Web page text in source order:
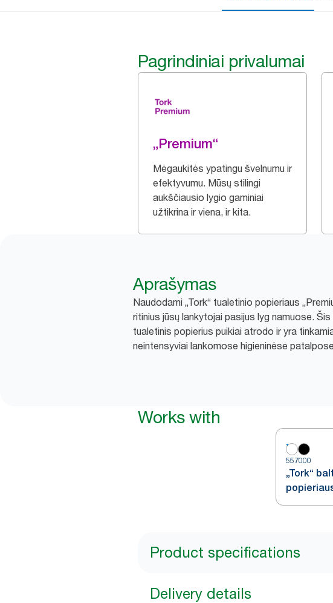
Pagrindiniai privalumai
„Premium“
Mėgaukitės ypatingu švelnumu ir
efektyvumu. Mūsų stilingi
aukščiausio lygio gaminiai
užtikrina ir viena, ir kita.
Aprašymas
Naudodami „Tork“ tualetinio popieriaus
ritinius jūsų lankytojai pasijus lyg namuose.
tualetinis popierius puikiai atrodo ir yra
neintensyviai lankomose higieninėse
Works with
557000
„Tork“
Product specifications
Delivery details